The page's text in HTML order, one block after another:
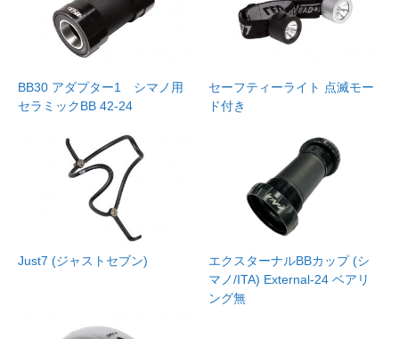
BB30 アダプター1 シマノ用
セラミックBB 42-24
セーフティーライト 点滅モー
ド付き
Just7 (ジャストセブン)
エクスターナルBBカップ (シ
マノ/ITA) External-24 ベアリ
ング無